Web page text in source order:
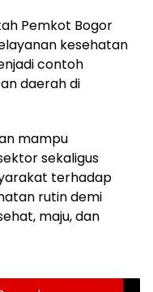
Pemkot Bogor
kesehatan
contoh
daerah di
mampu
sekaligus
terhadap
rutin demi
maju, dan